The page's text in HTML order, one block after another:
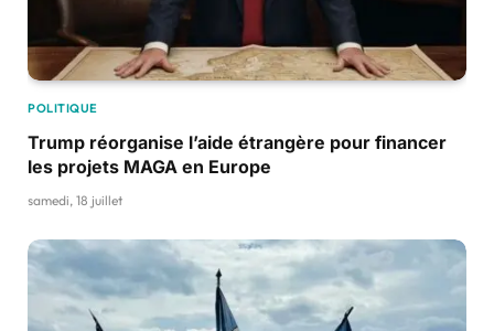
POLITIQUE
Trump réorganise l’aide étrangère pour financer
les projets MAGA en Europe
samedi, 18 juillet